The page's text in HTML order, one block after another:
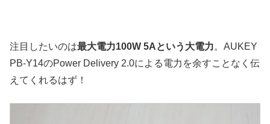
注目したいのは最大電力100W 5Aという大電力。AUKEY
PB-Y14のPower Delivery 2.0による電力を余すことなく伝
えてくれるはず！